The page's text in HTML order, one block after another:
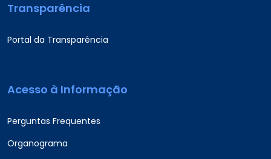
Transparência
Portal da Transparência
Acesso à Informação
Perguntas Frequentes
Organograma